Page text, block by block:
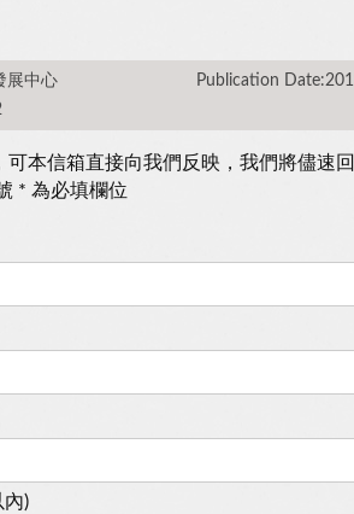
展中心 Publication
本信箱直接向我們反映，我們將儘速
* 為必填欄位
內)